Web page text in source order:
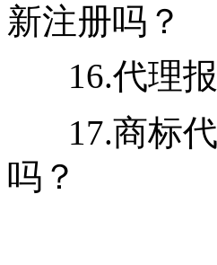
新注册吗？
16.代理
17.商标
吗？